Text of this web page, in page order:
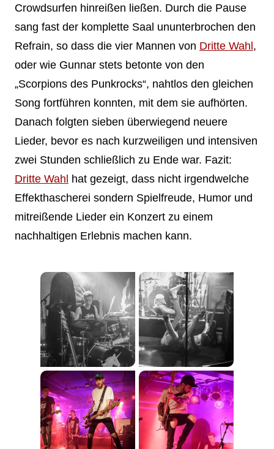
Crowdsurfen hinreißen ließen. Durch die Pause
sang fast der komplette Saal ununterbrochen den
Refrain, so dass die vier Mannen von Dritte Wahl,
oder wie Gunnar stets betonte von den
„Scorpions des Punkrocks“, nahtlos den gleichen
Song fortführen konnten, mit dem sie aufhörten.
Danach folgten sieben überwiegend neuere
Lieder, bevor es nach kurzweiligen und intensiven
zwei Stunden schließlich zu Ende war. Fazit:
Dritte Wahl hat gezeigt, dass nicht irgendwelche
Effekthascherei sondern Spielfreude, Humor und
mitreißende Lieder ein Konzert zu einem
nachhaltigen Erlebnis machen kann.